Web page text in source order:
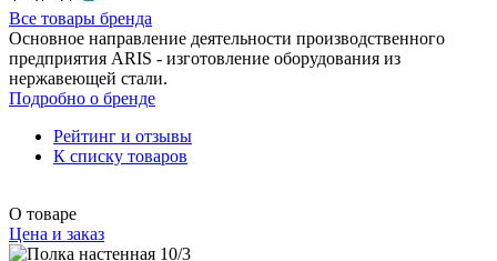
Все товары бренда
Основное направление деятельности производственного
предприятия ARIS - изготовление оборудования из
нержавеющей стали.
Подробно о бренде
Рейтинг и отзывы
К списку товаров
О товаре
Цена и заказ